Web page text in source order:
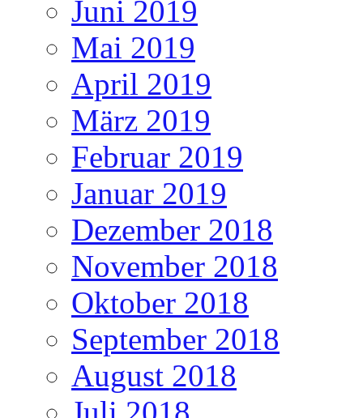
Juni 2019
Mai 2019
April 2019
März 2019
Februar 2019
Januar 2019
Dezember 2018
November 2018
Oktober 2018
September 2018
August 2018